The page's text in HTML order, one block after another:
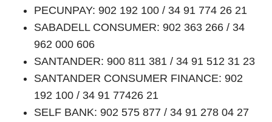
PECUNPAY: 902 192 100 / 34 91 774 26 21
SABADELL CONSUMER: 902 363 266 / 34
962 000 606
SANTANDER: 900 811 381 / 34 91 512 31 23
SANTANDER CONSUMER FINANCE: 902
192 100 / 34 91 77426 21
SELF BANK: 902 575 877 / 34 91 278 04 27